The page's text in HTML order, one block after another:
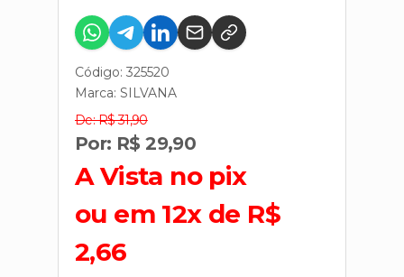
Código: 325520
Marca: SILVANA
De: R$ 31,90
Por: R$ 29,90
A Vista no pix
ou em 12x de R$
2,66